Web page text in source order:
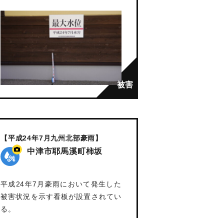
【平成24年7月九州北部豪雨】
中津市耶馬溪町柿坂
平成24年7月豪雨において発生した
被害状況を示す看板が設置されてい
る。